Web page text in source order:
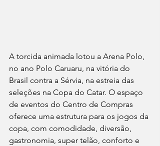
A torcida animada lotou a Arena Polo,
no ano Polo Caruaru, na vitória do
Brasil contra a Sérvia, na estreia das
seleções na Copa do Catar. O espaço
de eventos do Centro de Compras
oferece uma estrutura para os jogos da
copa, com comodidade, diversão,
gastronomia, super telão, conforto e